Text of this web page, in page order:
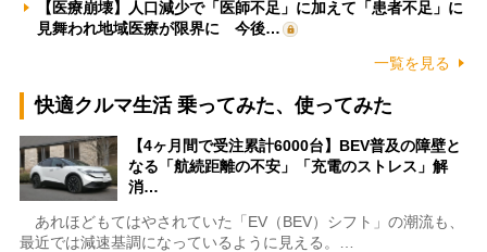
【医療崩壊】人口減少で「医師不足」に加えて「患者不足」に
見舞われ地域医療が限界に 今後…
一覧を見る
快適クルマ生活 乗ってみた、使ってみた
【4ヶ月間で受注累計6000台】BEV普及の障壁と
なる「航続距離の不安」「充電のストレス」解
消…
あれほどもてはやされていた「EV（BEV）シフト」の潮流も、
最近では減速基調になっているように見える。…